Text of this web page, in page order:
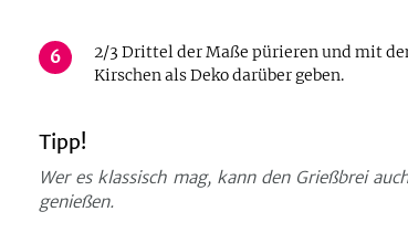
6
2/3 Drittel der Maße pürieren und mit
Kirschen als Deko darüber geben.
Tipp!
Wer es klassisch mag, kann den Grießbrei
genießen.